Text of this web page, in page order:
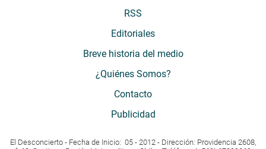
RSS
Editoriales
Breve historia del medio
¿Quiénes Somos?
Contacto
Publicidad
El Desconcierto - Fecha de Inicio: 05 - 2012 - Dirección: Providencia 2608,